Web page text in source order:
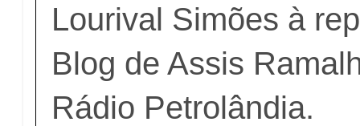
Lourival Simões à
Blog de Assis
Rádio Petrolândia.